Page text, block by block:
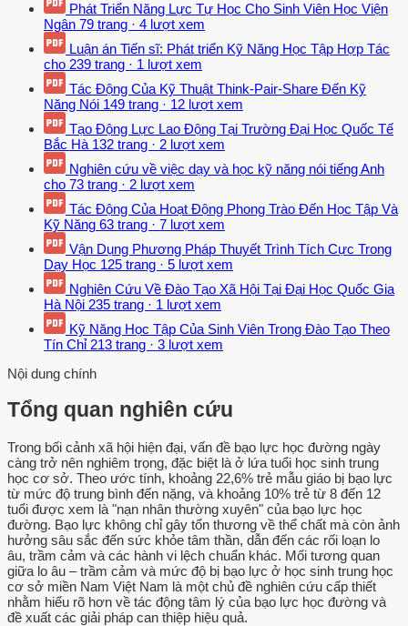
Phát Triển Năng Lực Tự Học Cho Sinh Viên Học Viện
Ngân 79 trang · 4 lượt xem
Luận án Tiến sĩ: Phát triển Kỹ Năng Học Tập Hợp Tác
cho 239 trang · 1 lượt xem
Tác Động Của Kỹ Thuật Think-Pair-Share Đến Kỹ
Năng Nói 149 trang · 12 lượt xem
Tạo Động Lực Lao Động Tại Trường Đại Học Quốc Tế
Bắc Hà 132 trang · 2 lượt xem
Nghiên cứu về việc dạy và học kỹ năng nói tiếng Anh
cho 73 trang · 2 lượt xem
Tác Động Của Hoạt Động Phong Trào Đến Học Tập Và
Kỹ Năng 63 trang · 7 lượt xem
Vận Dụng Phương Pháp Thuyết Trình Tích Cực Trong
Dạy Học 125 trang · 5 lượt xem
Nghiên Cứu Về Đào Tạo Xã Hội Tại Đại Học Quốc Gia
Hà Nội 235 trang · 1 lượt xem
Kỹ Năng Học Tập Của Sinh Viên Trong Đào Tạo Theo
Tín Chỉ 213 trang · 3 lượt xem
Nội dung chính
Tổng quan nghiên cứu
Trong bối cảnh xã hội hiện đại, vấn đề bạo lực học đường ngày
càng trở nên nghiêm trọng, đặc biệt là ở lứa tuổi học sinh trung
học cơ sở. Theo ước tính, khoảng 22,6% trẻ mẫu giáo bị bạo lực
từ mức độ trung bình đến nặng, và khoảng 10% trẻ từ 8 đến 12
tuổi được xem là "nạn nhân thường xuyên" của bạo lực học
đường. Bạo lực không chỉ gây tổn thương về thể chất mà còn ảnh
hưởng sâu sắc đến sức khỏe tâm thần, dẫn đến các rối loạn lo
âu, trầm cảm và các hành vi lệch chuẩn khác. Mối tương quan
giữa lo âu – trầm cảm và mức độ bị bạo lực ở học sinh trung học
cơ sở miền Nam Việt Nam là một chủ đề nghiên cứu cấp thiết
nhằm hiểu rõ hơn về tác động tâm lý của bạo lực học đường và
đề xuất các giải pháp can thiệp hiệu quả.